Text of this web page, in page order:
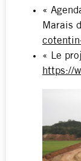
«
Marais
« Le
https://